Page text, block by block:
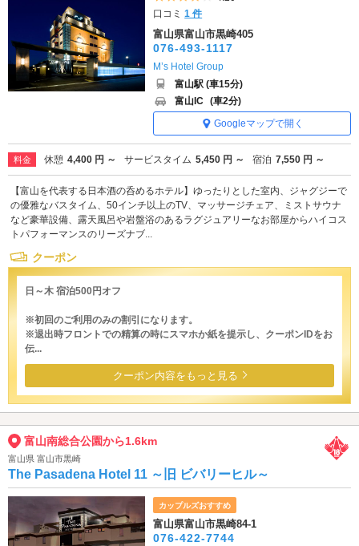
口コミ1 件
富山県富山市黒崎405
076-493-1117
M’s Hotel Group
富山駅 (車15分)
富山IC (車2分)
Googleマップで開く
料金 休憩 4,400 円 ～ サービスタイム 5,450 円 ～ 宿泊 7,550 円 ～
【富山を代表する日本酒の呑めるホテル】ゆったりとした室内、ジャグジーで
の優雅なバスタイム、50インチ以上のTV、マッサージチェア、ミストサウナ
など豪華設備、露天風呂や岩盤浴のあるラグジュアリーなお部屋からハイコス
トパフォーマンスのリーズナブ...
クーポン
日～木 宿泊500円オフ
※初回のご利用のみの割引になります。
※退出時フロントでの精算の時にスマホか紙を提示し、クーポンIDをお
伝...
クーポン内容をもっと見る
富山南総合公園から1.6km
富山県 富山市黒崎
The Pasadena Hotel 11 ～旧 ビバリーヒル～
カップルズおすすめ
富山県富山市黒崎84-1
076-422-7744